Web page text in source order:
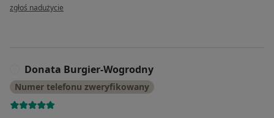
w opinii użytkownika Kasia W.
zgłoś nadużycie
Donata Burgier-Wogrodny
Numer telefonu zweryfikowany